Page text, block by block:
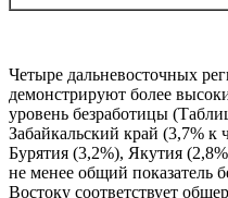
Четыре дальневосточных
демонстрируют более
уровень безработицы
Забайкальский край (3,7% к
Бурятия (3,2%), Якутия
не менее общий показатель
Востоку соответствует